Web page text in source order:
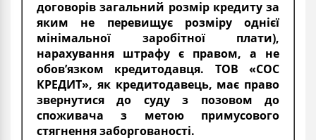
договорів загальний розмір кредиту за
яким не перевищує розміру однієї
мінімальної заробітної плати),
нарахування штрафу є правом, а не
обов’язком кредитодавця. ТОВ «СОС
КРЕДИТ», як кредитодавець, має право
звернутися до суду з позовом до
споживача з метою примусового
стягнення заборгованості.